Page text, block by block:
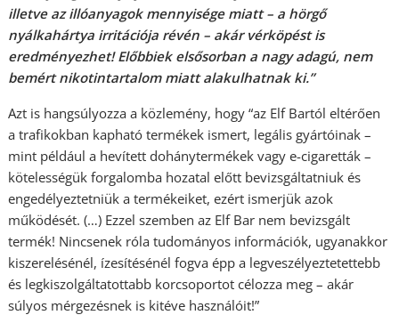
illetve az illóanyagok mennyisége miatt – a hörgő
nyálkahártya irritációja révén – akár vérköpést is
eredményezhet! Előbbiek elsősorban a nagy adagú, nem
bemért nikotintartalom miatt alakulhatnak ki.”
Azt is hangsúlyozza a közlemény, hogy “az Elf Bartól eltérően
a trafikokban kapható termékek ismert, legális gyártóinak –
mint például a hevített dohánytermékek vagy e-cigaretták –
kötelességük forgalomba hozatal előtt bevizsgáltatniuk és
engedélyeztetniük a termékeiket, ezért ismerjük azok
működését. (…) Ezzel szemben az Elf Bar nem bevizsgált
termék! Nincsenek róla tudományos információk, ugyanakkor
kiszerelésénél, ízesítésénél fogva épp a legveszélyeztetettebb
és legkiszolgáltatottabb korcsoportot célozza meg – akár
súlyos mérgezésnek is kitéve használóit!”